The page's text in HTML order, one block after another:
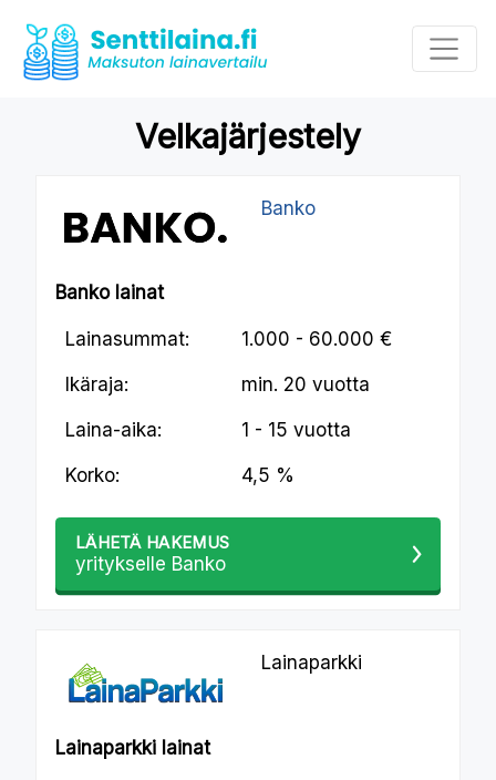
Velkajärjestely
Banko
Banko lainat
Lainasummat: 1.000 - 60.000 €
Ikäraja: min. 20 vuotta
Laina-aika: 1 - 15 vuotta
Korko: 4,5 %
LÄHETÄ HAKEMUS
yritykselle Banko
Lainaparkki
Lainaparkki lainat